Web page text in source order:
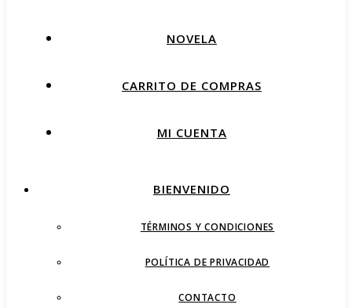
NOVELA
CARRITO DE COMPRAS
MI CUENTA
BIENVENIDO
TÉRMINOS Y CONDICIONES
POLÍTICA DE PRIVACIDAD
CONTACTO